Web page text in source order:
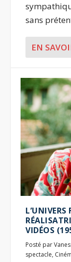
sans
EN
VIDÉOS
Posté par
spectacle,